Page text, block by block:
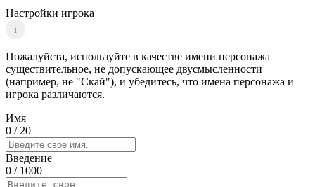
Настройки игрока
i
Пожалуйста, используйте в качестве имени персонажа
существительное, не допускающее двусмысленности
(например, не "Скай"), и убедитесь, что имена персонажа и
игрока различаются.
Имя
0 / 20
Введение
0 / 1000